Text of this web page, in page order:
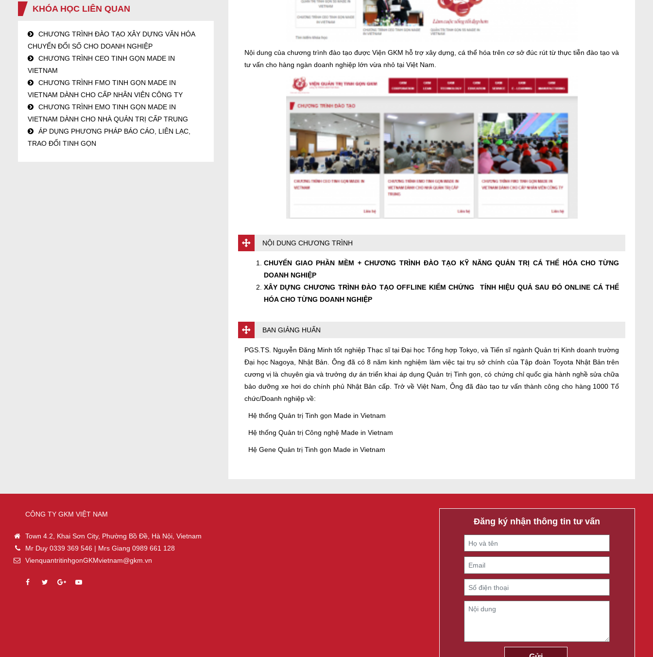
KHÓA HỌC LIÊN QUAN
CHƯƠNG TRÌNH ĐÀO TẠO XÂY DỰNG VĂN HÓA
CHUYỂN ĐỔI SỐ CHO DOANH NGHIỆP
CHƯƠNG TRÌNH CEO TINH GỌN MADE IN
VIETNAM
CHƯƠNG TRÌNH FMO TINH GỌN MADE IN
VIETNAM DÀNH CHO CẤP NHÂN VIÊN CÔNG TY
CHƯƠNG TRÌNH EMO TINH GỌN MADE IN
VIETNAM DÀNH CHO NHÀ QUẢN TRỊ CẤP TRUNG
ÁP DỤNG PHƯƠNG PHÁP BÁO CÁO, LIÊN LẠC,
TRAO ĐỔI TINH GỌN
Nội dung của chương trình đào tạo được Viện GKM hỗ trợ xây dựng, cá thể hóa trên cơ sở đúc rút từ thực tiễn đào tạo và
tư vấn cho hàng ngàn doanh nghiệp lớn vừa nhỏ tại Việt Nam.
NỘI DUNG CHƯƠNG TRÌNH
CHUYỂN GIAO PHẦN MỀM + CHƯƠNG TRÌNH ĐÀO TẠO KỸ NĂNG QUẢN TRỊ CÁ THỂ HÓA CHO TỪNG
DOANH NGHIỆP
XÂY DỰNG CHƯƠNG TRÌNH ĐÀO TẠO OFFLINE KIỂM CHỨNG TÍNH HIỆU QUẢ SAU ĐÓ ONLINE CÁ THỂ
HÓA CHO TỪNG DOANH NGHIỆP
BAN GIẢNG HUẤN
PGS.TS. Nguyễn Đăng Minh tốt nghiệp Thạc sĩ tại Đại học Tổng hợp Tokyo, và Tiến sĩ ngành Quản trị Kinh doanh trường
Đại học Nagoya, Nhật Bản. Ông đã có 8 năm kinh nghiệm làm việc tại trụ sở chính của Tập đoàn Toyota Nhật Bản trên
cương vị là chuyên gia và trưởng dự án triển khai áp dụng Quản trị Tinh gọn, có chứng chỉ quốc gia hành nghề sửa chữa
bảo dưỡng xe hơi do chính phủ Nhật Bản cấp. Trở về Việt Nam, Ông đã đào tạo tư vấn thành công cho hàng 1000 Tổ
chức/Doanh nghiệp về:
Hệ thống Quản trị Tinh gọn Made in Vietnam
Hệ thống Quản trị Công nghệ Made in Vietnam
Hệ Gene Quản trị Tinh gọn Made in Vietnam
Đăng ký nhận thông tin tư vấn
CÔNG TY GKM VIỆT NAM
Town 4.2, Khai Sơn City, Phường Bồ Đề, Hà Nội, Vietnam
Mr Duy 0339 369 546 | Mrs Giang 0989 661 128
VienquantritinhgonGKMvietnam@gkm.vn